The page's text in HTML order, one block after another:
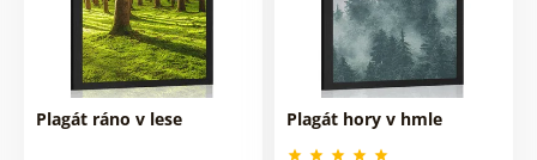
Plagát ráno v lese Plagát hory v hmle